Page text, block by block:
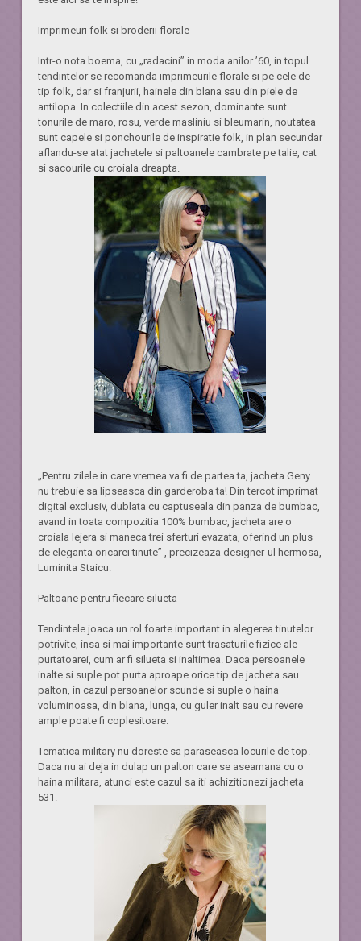
Imprimeuri folk si broderii florale
Intr-o nota boema, cu „radacini” in moda anilor ’60, in topul
tendintelor se recomanda imprimeurile florale si pe cele de
tip folk, dar si franjurii, hainele din blana sau din piele de
antilopa. In colectiile din acest sezon, dominante sunt
tonurile de maro, rosu, verde masliniu si bleumarin, noutatea
sunt capele si ponchourile de inspiratie folk, in plan secundar
aflandu-se atat jachetele si paltoanele cambrate pe talie, cat
si sacourile cu croiala dreapta.
„Pentru zilele in care vremea va fi de partea ta, jacheta Geny
nu trebuie sa lipseasca din garderoba ta! Din tercot imprimat
digital exclusiv, dublata cu captuseala din panza de bumbac,
avand in toata compozitia 100% bumbac, jacheta are o
croiala lejera si maneca trei sferturi evazata, oferind un plus
de eleganta oricarei tinute” , precizeaza designer-ul hermosa,
Luminita Staicu.
Paltoane pentru fiecare silueta
Tendintele joaca un rol foarte important in alegerea tinutelor
potrivite, insa si mai importante sunt trasaturile fizice ale
purtatoarei, cum ar fi silueta si inaltimea. Daca persoanele
inalte si suple pot purta aproape orice tip de jacheta sau
palton, in cazul persoanelor scunde si suple o haina
voluminoasa, din blana, lunga, cu guler inalt sau cu revere
ample poate fi coplesitoare.
Tematica military nu doreste sa paraseasca locurile de top.
Daca nu ai deja in dulap un palton care se aseamana cu o
haina militara, atunci este cazul sa iti achizitionezi jacheta
531.